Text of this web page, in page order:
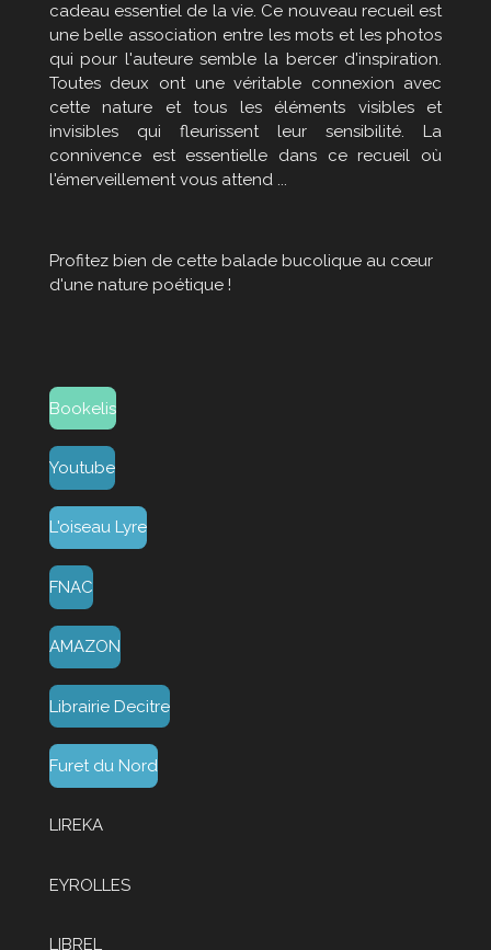
cadeau essentiel de la vie. Ce nouveau recueil est
une belle association entre les mots et les photos
qui pour l'auteure semble la bercer d'inspiration.
Toutes deux ont une véritable connexion avec
cette nature et tous les éléments visibles et
invisibles qui fleurissent leur sensibilité. La
connivence est essentielle dans ce recueil où
l'émerveillement vous attend ...
Profitez bien de cette balade bucolique au cœur
d'une nature poétique !
Bookelis
Youtube
L'oiseau Lyre
FNAC
AMAZON
Librairie Decitre
Furet du Nord
LIREKA
EYROLLES
LIBREL